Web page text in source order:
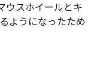
ウスホイールとキ
ようになったため